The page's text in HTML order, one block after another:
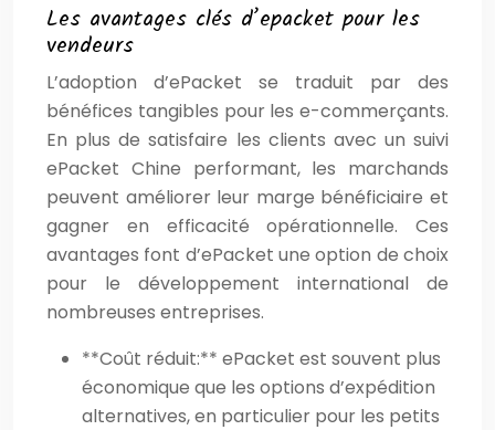
Les avantages clés d’epacket pour les
vendeurs
L’adoption d’ePacket se traduit par des
bénéfices tangibles pour les e-commerçants.
En plus de satisfaire les clients avec un suivi
ePacket Chine performant, les marchands
peuvent améliorer leur marge bénéficiaire et
gagner en efficacité opérationnelle. Ces
avantages font d’ePacket une option de choix
pour le développement international de
nombreuses entreprises.
**Coût réduit:** ePacket est souvent plus
économique que les options d’expédition
alternatives, en particulier pour les petits